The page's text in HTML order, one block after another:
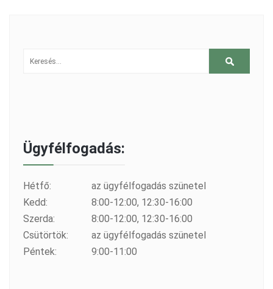
Ügyfélfogadás:
Hétfő:
az ügyfélfogadás szünetel
Kedd:
8:00-12:00, 12:30-16:00
Szerda:
8:00-12:00, 12:30-16:00
Csütörtök:
az ügyfélfogadás szünetel
Péntek:
9:00-11:00